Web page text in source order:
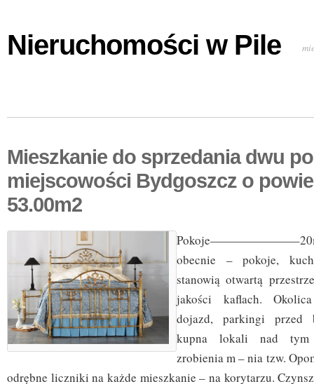
Nieruchomości w Pile
Mieszkanie do sprzedania dwu
miejscowości Bydgoszcz o
53.00m2
obecnie – pokoje,
stanowią otwartą
jakości kaflach.
dojazd, parkingi przed
kupna lokali nad tym
zrobienia m – nia tzw.
odrębne liczniki na każde mieszkanie – na korytarzu.